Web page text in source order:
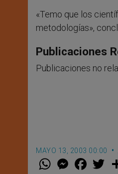
«Temo que los
metodologías»,
Publicaciones
Publicaciones no
MAYO 13, 2003 00:00
W M
e
F
a w